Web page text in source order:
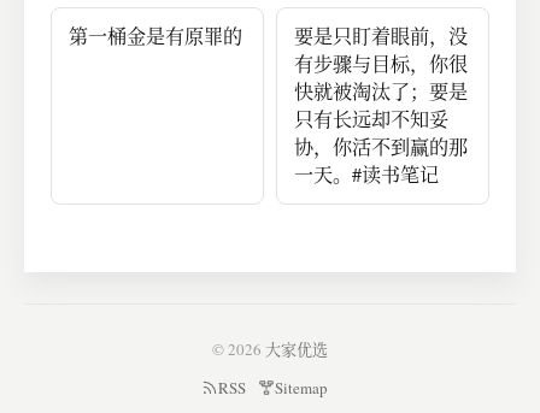
第一桶金是有原罪的
要是只盯着眼前，没
有步骤与目标，你很
快就被淘汰了；要是
只有长远却不知妥
协，你活不到赢的那
一天。#读书笔记
© 2026 大家优选
RSS
Sitemap